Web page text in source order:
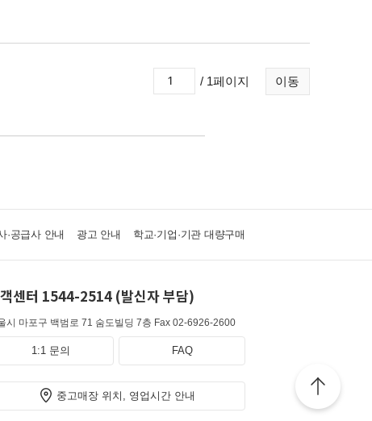
이동
/ 1페이지
·공급사 안내 광고 안내 학교·기업·기관 대량구매
센터 1544-2514 (발신자 부담)
시 마포구 백범로 71 숨도빌딩 7층 Fax 02-6926-2600
1:1 문의 FAQ
중고매장 위치, 영업시간 안내